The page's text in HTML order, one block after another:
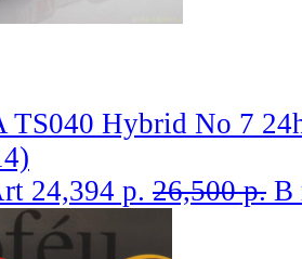
TS040 Hybrid No 7
24,394 р. 26,500 р. В